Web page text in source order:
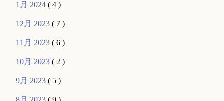
1月 2024( 4 )
12月 2023( 7 )
11月 2023( 6 )
10月 2023( 2 )
9月 2023( 5 )